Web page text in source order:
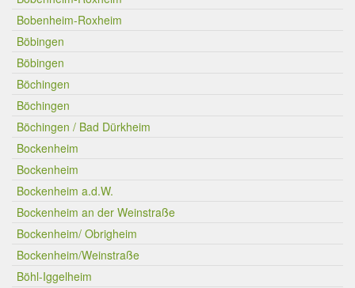
Bobenheim-Roxheim
Böbingen
Böbingen
Böchingen
Böchingen
Böchingen / Bad Dürkheim
Bockenheim
Bockenheim
Bockenheim a.d.W.
Bockenheim an der Weinstraße
Bockenheim/ Obrigheim
Bockenheim/Weinstraße
Böhl-Iggelheim